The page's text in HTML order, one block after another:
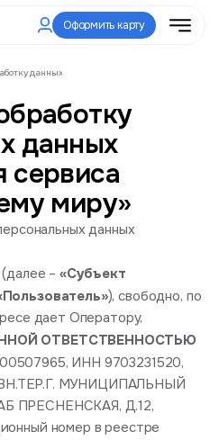
Оформить карту
данных
данных
сервиса
миру»
данных
– «Субъект
), свободно, по
дает Оператору,
ОТВЕТСТВЕННОСТЬЮ
ИНН 9703231520,
ВН.ТЕР.Г. МУНИЦИПАЛЬНЫЙ
ПРЕСНЕНСКАЯ, Д.12,
номер в реестре